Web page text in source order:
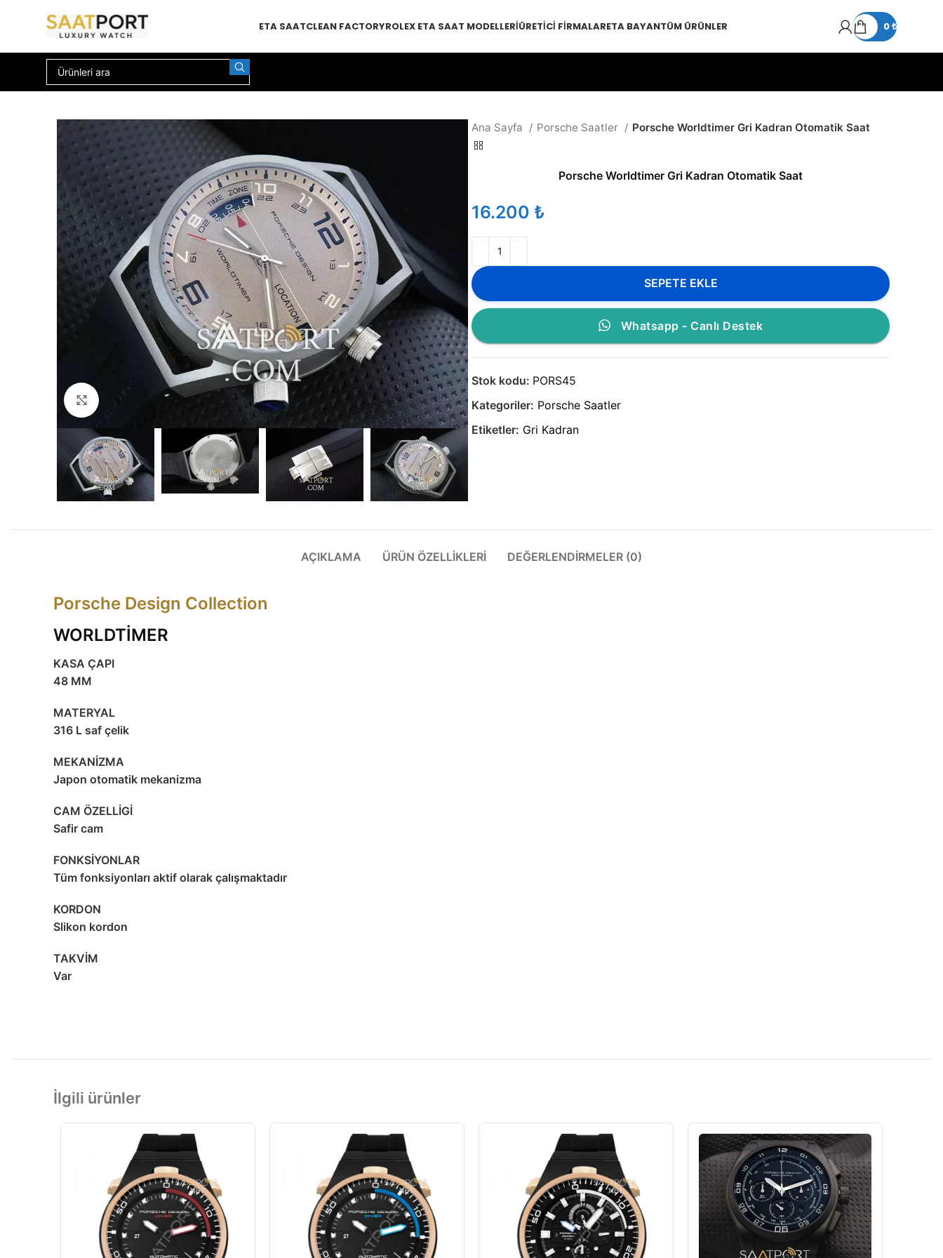
ETA SAATCLEAN FACTORYROLEX ETA SAAT MODELLERIÜRETICI FIRMALARETA BAYANTÜM ÜRÜNLER 0₺
Büyütmek için tıklayın
Ana Sayfa Porsche Saatler Porsche Worldtimer Gri Kadran Otomatik Saat
Porsche Worldtimer Gri Kadran Otomatik Saat
₺
SEPETE EKLE
Whatsapp - Canlı Destek
Stok kodu: PORS45
Kategoriler: Porsche Saatler
Etiketler: Gri Kadran
AÇIKLAMA ÜRÜN ÖZELLIKLERI DEĞERLENDIRMELER (0)
Porsche Design Collection
WORLDTİMER
KASA ÇAPI
48 MM
MATERYAL
316 L saf çelik
MEKANİZMA
Japon otomatik mekanizma
CAM ÖZELLİGİ
Safir cam
FONKSİYONLAR
Tüm fonksiyonları aktif olarak çalışmaktadır
KORDON
Slikon kordon
TAKVİM
Var
İlgili ürünler